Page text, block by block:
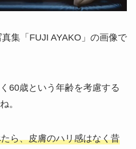
集「FUJI AYAKO」の画像で
60歳という年齢を考慮する
。
ら、皮膚のハリ感はなく昔